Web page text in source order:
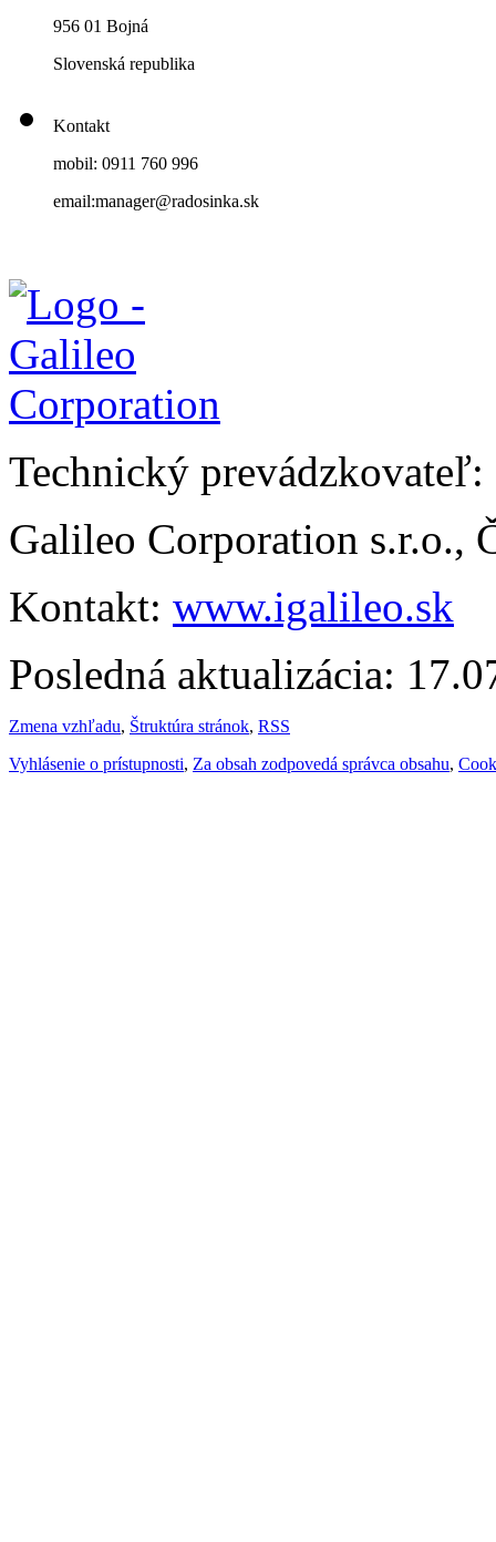
956 01 Bojná
Slovenská republika
Kontakt
mobil: 0911 760 996
email:manager@radosinka.sk
Technický prevádzkovateľ:
Galileo Corporation s.r.o.,
Kontakt: www.igalileo.sk
Posledná aktualizácia:
Zmena vzhľadu, Štruktúra stránok, RSS
Vyhlásenie o prístupnosti, Za obsah zodpovedá správca obsahu,